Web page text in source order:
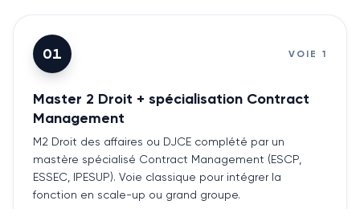
01 VOIE 1
Master 2 Droit + spécialisation Contract
Management
M2 Droit des affaires ou DJCE complété par un
mastère spécialisé Contract Management (ESCP,
ESSEC, IPESUP). Voie classique pour intégrer la
fonction en scale-up ou grand groupe.